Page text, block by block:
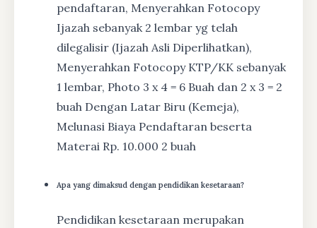
pendaftaran, Menyerahkan Fotocopy
Ijazah sebanyak 2 lembar yg telah
dilegalisir (Ijazah Asli Diperlihatkan),
Menyerahkan Fotocopy KTP/KK sebanyak
1 lembar, Photo 3 x 4 = 6 Buah dan 2 x 3 = 2
buah Dengan Latar Biru (Kemeja),
Melunasi Biaya Pendaftaran beserta
Materai Rp. 10.000 2 buah
Apa yang dimaksud dengan pendidikan kesetaraan?
Pendidikan kesetaraan merupakan